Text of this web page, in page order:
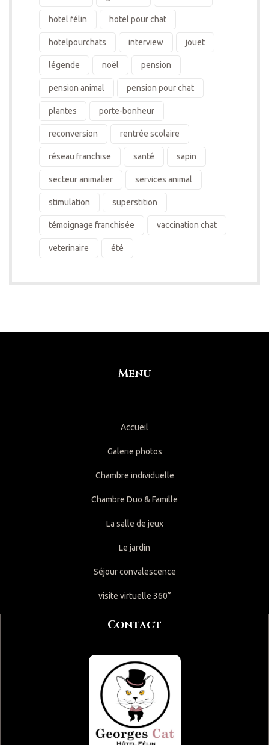
hotel félin hotel pour chat
hotelpourchats interview jouet
légende noël pension
pension animal pension pour chat
plantes porte-bonheur
reconversion rentrée scolaire
réseau franchise santé sapin
secteur animalier services animal
stimulation superstition
témoignage franchisée vaccination chat
veterinaire été
Menu
Accueil
Galerie photos
Chambre individuelle
Chambre Duo & Famille
La salle de jeux
Le jardin
Séjour convalescence
visite virtuelle 360°
Contact